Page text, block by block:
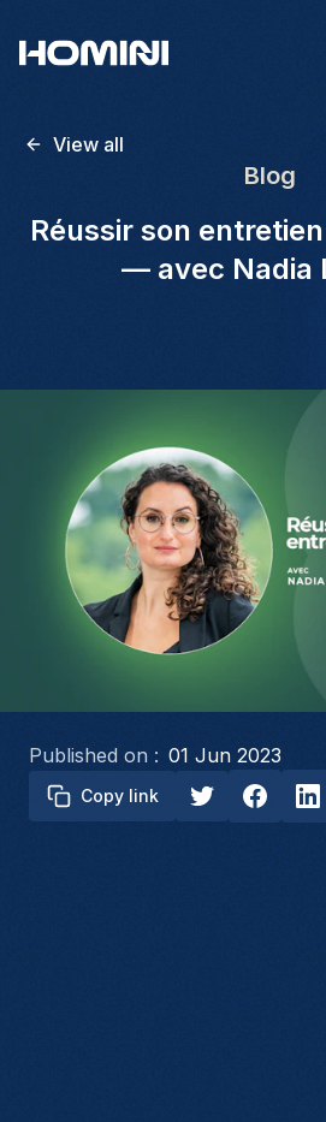
View all
Blog
Réussir son
— avec Nadia
Published on : 01 Jun 2023
Copy link